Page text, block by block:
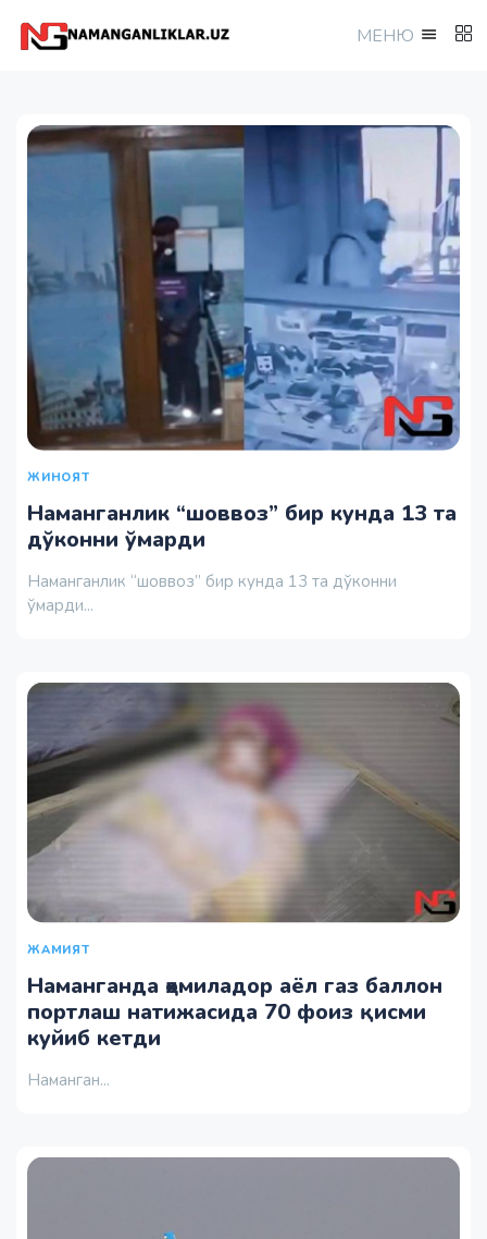
МEНЮ
ЖИНОЯТ
Наманганлик “шоввоз” бир кунда 13 та
дўконни ўмарди
Наманганлик “шоввоз” бир кунда 13 та дўконни
ўмарди...
ЖАМИЯТ
Наманганда ҳомиладор аёл газ баллон
портлаш натижасида 70 фоиз қисми
куйиб кетди
Наманган...